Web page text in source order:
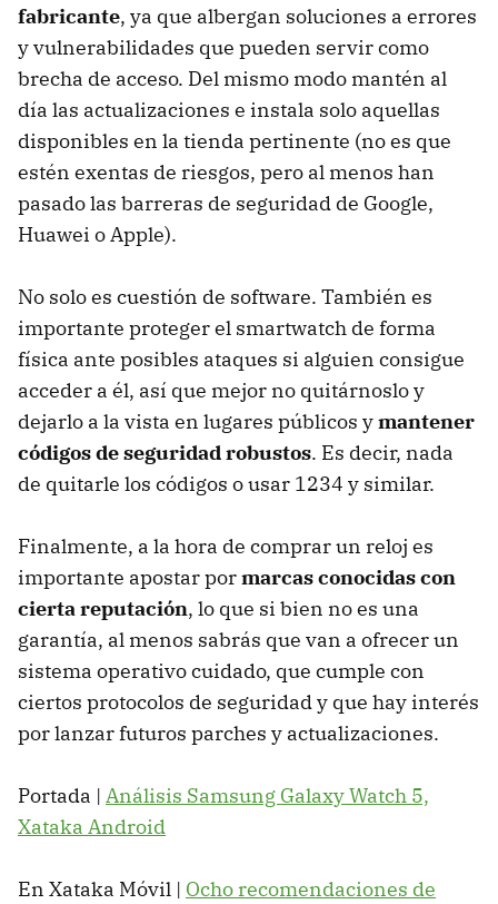
fabricante, ya que albergan soluciones a errores
y vulnerabilidades que pueden servir como
brecha de acceso. Del mismo modo mantén al
día las actualizaciones e instala solo aquellas
disponibles en la tienda pertinente (no es que
estén exentas de riesgos, pero al menos han
pasado las barreras de seguridad de Google,
Huawei o Apple).
No solo es cuestión de software. También es
importante proteger el smartwatch de forma
física ante posibles ataques si alguien consigue
acceder a él, así que mejor no quitárnoslo y
dejarlo a la vista en lugares públicos ymantener
códigos de seguridad robustos. Es decir, nada
de quitarle los códigos o usar 1234 y similar.
Finalmente, a la hora de comprar un reloj es
importante apostar pormarcas conocidas con
cierta reputación, lo que si bien no es una
garantía, al menos sabrás que van a ofrecer un
sistema operativo cuidado, que cumple con
ciertos protocolos de seguridad y que hay interés
por lanzar futuros parches y actualizaciones.
Portada | Análisis Samsung Galaxy Watch 5,
Xataka Android
En Xataka Móvil | Ocho recomendaciones de